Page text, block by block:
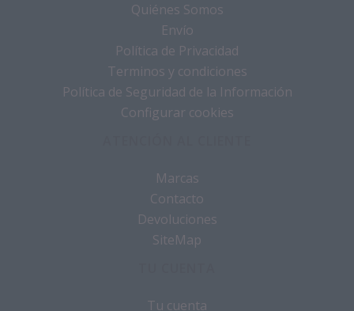
Quiénes Somos
Envío
Política de Privacidad
Terminos y condiciones
Política de Seguridad de la Información
Configurar cookies
Marcas
Contacto
Devoluciones
SiteMap
Tu cuenta